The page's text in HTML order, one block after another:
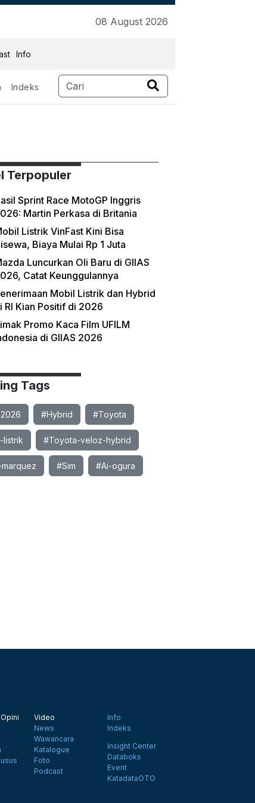
08 August 2026
Info
Indeks
Terpopuler
Sprint Race MotoGP Inggris
Martin Perkasa di Britania
Listrik VinFast Kini Bisa
Biaya Mulai Rp 1 Juta
Luncurkan Oli Baru di GIIAS
Catat Keunggulannya
Mobil Listrik dan Hybrid
RI Kian Positif di 2026
Promo Kaca Film UFILM
di GIIAS 2026
Tags
#Hybrid #Toyota
listrik #Toyota-veloz-hybrid
#Sim #Ai-ogura
Video
News
Wawancara
Katalogue
Foto
Podcast
Info
Indeks
Insight Center
Databoks
Event
KatadataOTO